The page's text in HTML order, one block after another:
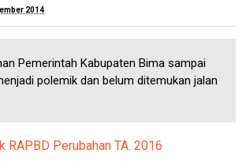
2014
Pemerintah Kabupaten Bima sampai
polemik dan belum ditemukan jalan
RAPBD Perubahan TA. 2016